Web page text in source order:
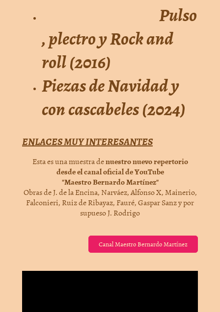
Pulso
, plectro y Rock and
roll (2016)
Piezas de Navidad y
con cascabeles (2024)
ENLACES MUY INTERESANTES
Esta es una muestra denuestro nuevo repertorio
desde el canal oficial de YouTube
"Maestro Bernardo Martínez"
Obras de J. de la Encina, Narváez, Alfonso X, Mainerio,
Falconieri, Ruiz de Ribayaz, Fauré, Gaspar Sanz y por
supueso J. Rodrigo
Canal Maestro Bernardo Martínez